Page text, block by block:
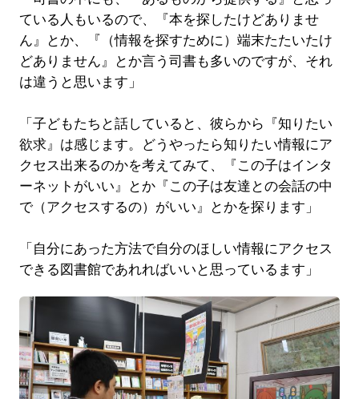
ている人もいるので、『本を探したけどありませ
ん』とか、『（情報を探すために）端末たたいたけ
どありません』とか言う司書も多いのですが、それ
は違うと思います」
「子どもたちと話していると、彼らから『知りたい
欲求』は感じます。どうやったら知りたい情報にア
クセス出来るのかを考えてみて、『この子はインタ
ーネットがいい』とか『この子は友達との会話の中
で（アクセスするの）がいい』とかを探ります」
「自分にあった方法で自分のほしい情報にアクセス
できる図書館であれればいいと思っているます」